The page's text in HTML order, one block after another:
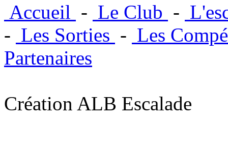
Accueil - Le Club -
- Les Sorties - Les
Partenaires
Création ALB Escalade